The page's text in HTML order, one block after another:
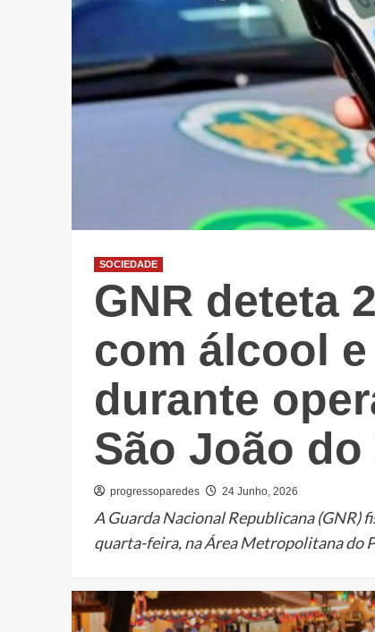
SOCIEDADE
GNR deteta
com álcool
durante
São João
progressoparedes 24 Junho, 2026
A Guarda Nacional Republicana (GNR)
quarta-feira, na Área Metropolitana do